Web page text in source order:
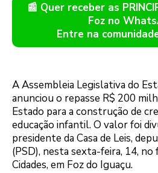
📰 Quer receber as
Foz no
Entre na
A Assembleia Legislativa do
anunciou o repasse R$ 200
Estado para a construção de
educação infantil. O valor foi
presidente da Casa de Leis,
(PSD), nesta sexta-feira, 14, no
Cidades, em Foz do Iguaçu.